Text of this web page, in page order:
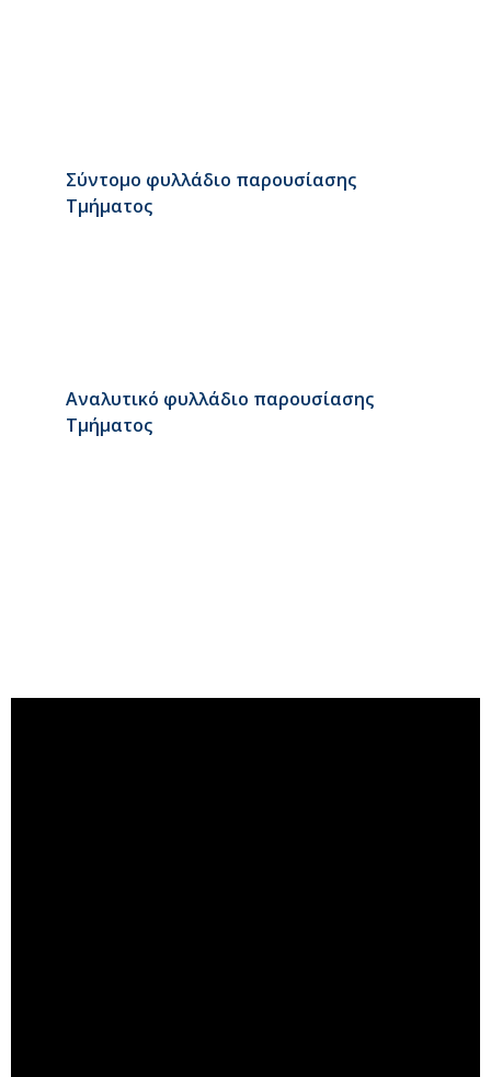
Σύντομο φυλλάδιο παρουσίασης
Τμήματος
Αναλυτικό φυλλάδιο παρουσίασης
Τμήματος